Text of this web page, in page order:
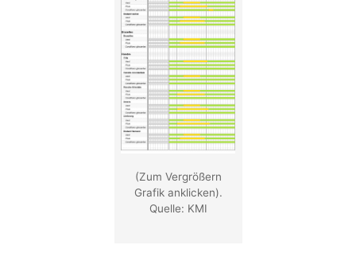
(Zum Vergrößern
Grafik anklicken).
Quelle: KMI